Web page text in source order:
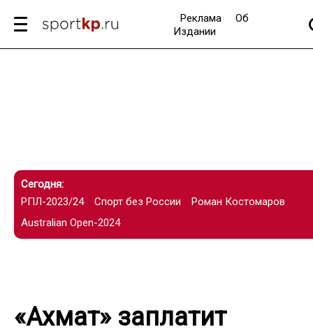
Реклама
Об
Издании
Сегодня:
РПЛ-2023/24
Спорт без России
Роман Костомаров
Australian Open-2024
«Ахмат» заплатит